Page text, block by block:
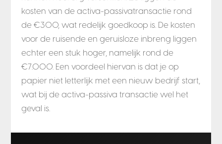
kosten van de activa-passivatransactie rond
de €300, wat redelijk goedkoop is. De kosten
voor de ruisende en geruisloze inbreng liggen
echter een stuk hoger, namelijk rond de
€7.000. Een voordeel hiervan is dat je op
papier niet letterlijk met een nieuw bedrijf start,
wat bij de activa-passiva transactie wel het
geval is.